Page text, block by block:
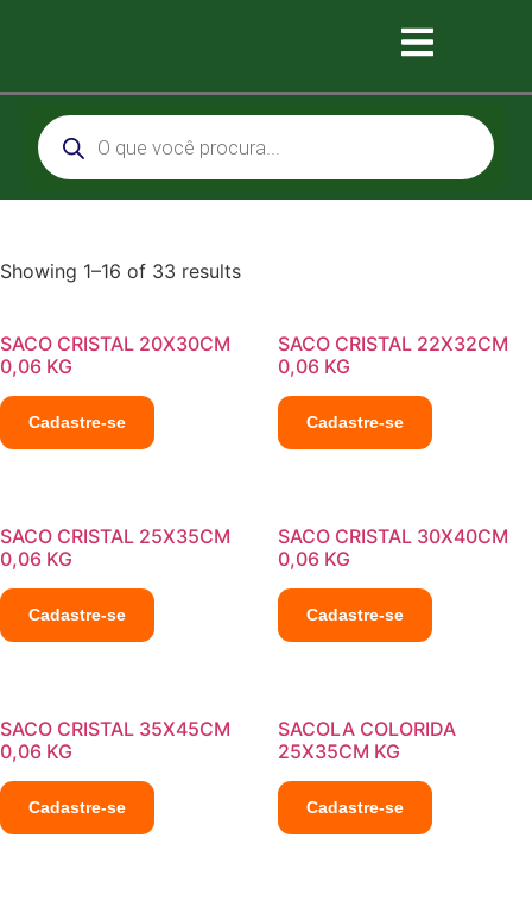
Showing 1–16 of 33 results
SACO CRISTAL 20X30CM
0,06 KG
Cadastre-se
SACO CRISTAL 22X32CM
0,06 KG
Cadastre-se
SACO CRISTAL 25X35CM
0,06 KG
Cadastre-se
SACO CRISTAL 30X40CM
0,06 KG
Cadastre-se
SACO CRISTAL 35X45CM
0,06 KG
Cadastre-se
SACOLA COLORIDA
25X35CM KG
Cadastre-se